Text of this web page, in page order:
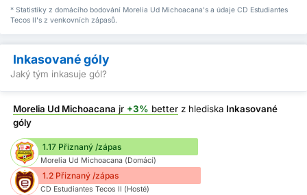
* Statistiky z domácího bodování Morelia Ud Michoacana's a údaje CD Estudiantes
Tecos II's z venkovních zápasů.
Inkasované góly
Jaký tým inkasuje gól?
Morelia Ud Michoacana jr +3% better z hlediska Inkasované
góly
1.17 Přiznaný /zápas
Morelia Ud Michoacana (Domácí)
1.2 Přiznaný /zápas
CD Estudiantes Tecos II (Hosté)